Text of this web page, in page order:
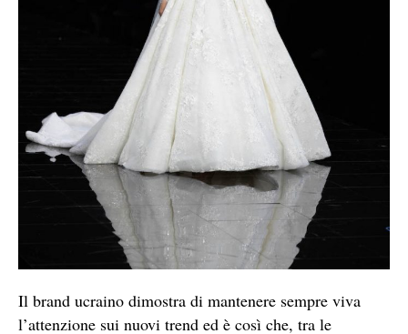
Il brand ucraino dimostra di mantenere sempre viva
l’attenzione sui nuovi trend ed è così che, tra le